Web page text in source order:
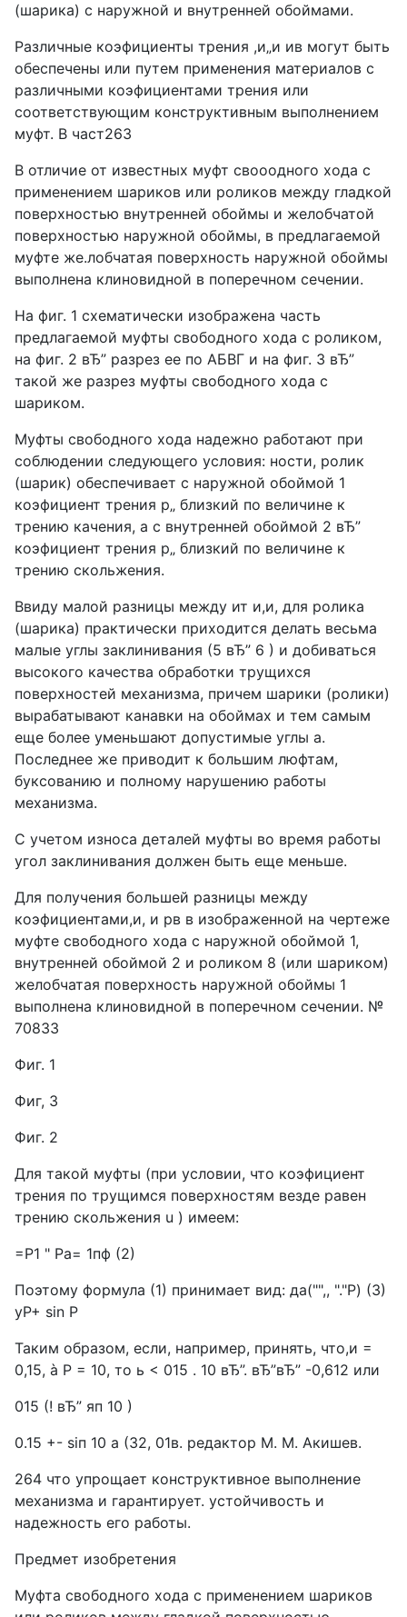
(шарика) с наружной и внутренней обоймами.
Различные коэфициенты трения ,и„и ив могут быть
обеспечены или путем применения материалов с
различными коэфициентами трения или
соответствующим конструктивным выполнением
муфт. В част263
В отличие от известных муфт свооодного хода с
применением шариков или роликов между гладкой
поверхностью внутренней обоймы и желобчатой
поверхностью наружной обоймы, в предлагаемой
муфте же.лобчатая поверхность наружной обоймы
выполнена клиновидной в поперечном сечении.
На фиг. 1 схематически изображена часть
предлагаемой муфты свободного хода с роликом,
на фиг. 2 вЂ” разрез ее по АБВГ и на фиг. 3 вЂ”
такой же разрез муфты свободного хода с
шариком.
Муфты свободного хода надежно работают при
соблюдении следующего условия: ности, ролик
(шарик) обеспечивает с наружной обоймой 1
коэфициент трения р„ близкий по величине к
трению качения, а с внутренней обоймой 2 вЂ”
коэфициент трения p„ близкий по величине к
трению скольжения.
Ввиду малой разницы между ит и,и, для ролика
(шарика) практически приходится делать весьма
малые углы заклинивания (5 вЂ” 6 ) и добиваться
высокого качества обработки трущихся
поверхностей механизма, причем шарики (ролики)
вырабатывают канавки на обоймах и тем самым
еще более уменьшают допустимые углы а.
Последнее же приводит к большим люфтам,
буксованию и полному нарушению работы
механизма.
С учетом износа деталей муфты во время работы
угол заклинивания должен быть еще меньше.
Для получения большей разницы между
коэфициентами,и, и рв в изображенной на чертеже
муфте свободного хода с наружной обоймой 1,
внутренней обоймой 2 и роликом 8 (или шариком)
желобчатая поверхность наружной обоймы 1
выполнена клиновидной в поперечном сечении. №
70833
Фиг. 1
Фиг, 3
Фиг. 2
Для такой муфты (при условии, что коэфициент
трения по трущимся поверхностям везде равен
трению скольжения u ) имеем:
=Р1 " Pa= 1пф (2)
Поэтому формула (1) принимает вид: да("",, "."P) (3)
уР+ sin P
Таким образом, если, например, принять, что,и =
0,15, à P = 10, то ь < 015 . 10 вЂ”. вЂ”вЂ” -0,612 или
015 (! вЂ” яп 10 )
0.15 +- siп 10 а (32, 01в. редактор М. М. Акишев.
264 что упрощает конструктивное выполнение
механизма и гарантирует. устойчивость и
надежность его работы.
Предмет изобретения
Муфта свободного хода с применением шариков